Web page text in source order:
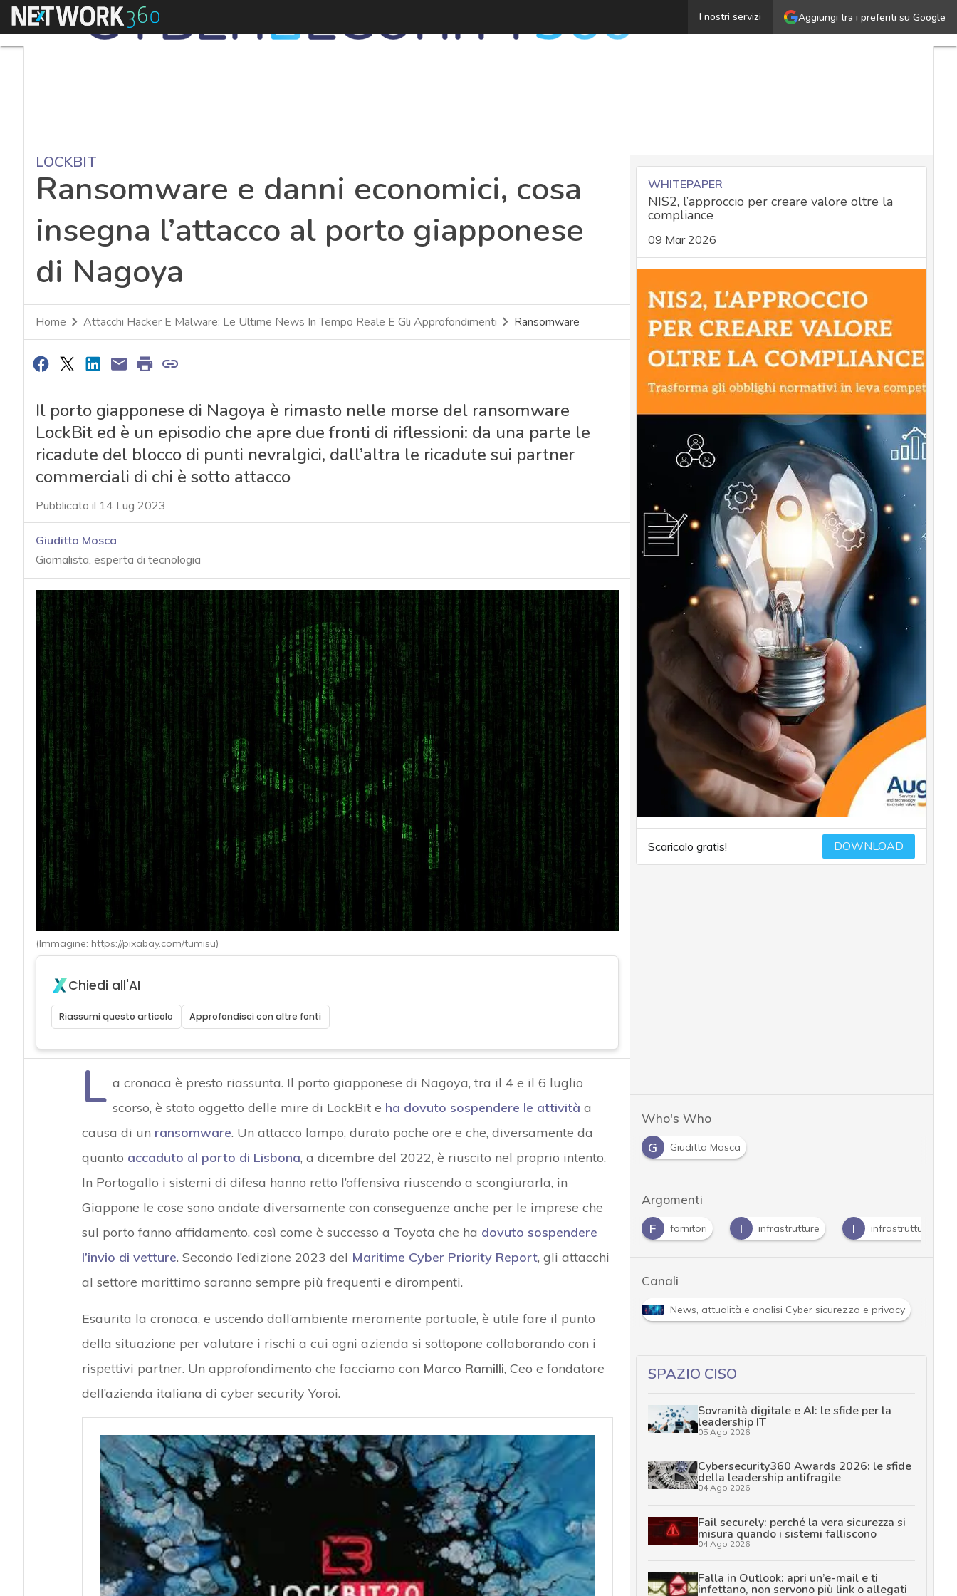
Aggiungi tra i preferiti su Google
I nostri servizi
Menu Ransomware e danni economici, cosa insegna
LOCKBIT
Ransomware e danni economici, cosa
insegna l’attacco al porto giapponese
di Nagoya
Home Attacchi Hacker E Malware: Le Ultime News In Tempo Reale E Gli Approfondimenti Ransomware
Il porto giapponese di Nagoya è rimasto nelle morse del ransomware
LockBit ed è un episodio che apre due fronti di riflessioni: da una parte le
ricadute del blocco di punti nevralgici, dall’altra le ricadute sui partner
commerciali di chi è sotto attacco
Pubblicato il 14 Lug 2023
Giuditta Mosca
Giornalista, esperta di tecnologia
(Immagine: https://pixabay.com/tumisu)
Chiedi all'AI
Riassumi questo articolo Approfondisci con altre fonti
L a cronaca è presto riassunta. Il porto giapponese di Nagoya, tra il 4 e il 6 luglio
scorso, è stato oggetto delle mire di LockBit e ha dovuto sospendere le attività a
causa di un ransomware. Un attacco lampo, durato poche ore e che, diversamente da
quanto accaduto al porto di Lisbona, a dicembre del 2022, è riuscito nel proprio intento.
In Portogallo i sistemi di difesa hanno retto l’offensiva riuscendo a scongiurarla, in
Giappone le cose sono andate diversamente con conseguenze anche per le imprese che
sul porto fanno affidamento, così come è successo a Toyota che ha dovuto sospendere
l’invio di vetture. Secondo l’edizione 2023 del Maritime Cyber Priority Report, gli attacchi
al settore marittimo saranno sempre più frequenti e dirompenti.
Esaurita la cronaca, e uscendo dall’ambiente meramente portuale, è utile fare il punto
della situazione per valutare i rischi a cui ogni azienda si sottopone collaborando con i
rispettivi partner. Un approfondimento che facciamo con Marco Ramilli, Ceo e fondatore
dell’azienda italiana di cyber security Yoroi.
WHITEPAPER
NIS2, l’approccio per creare valore oltre la
compliance
09 Mar 2026
Scaricalo gratis! DOWNLOAD
Who's Who
G
Giuditta Mosca
Argomenti
B
Best Practice F fornitori infrastrutture I infrastrutture critiche L
Canali
News, attualità e analisi Cyber sicurezza e privacy R Ransomware
SPAZIO CISO
Sovranità digitale e AI: le sfide per la
leadership IT
05 Ago 2026
Cybersecurity360 Awards 2026: le sfide
della leadership antifragile
04 Ago 2026
Fail securely: perché la vera sicurezza si
misura quando i sistemi falliscono
04 Ago 2026
Falla in Outlook: apri un’e-mail e ti
infettano, non servono più link o allegati